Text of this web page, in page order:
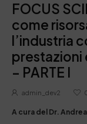
FOCUS
come
l’industria
prestazioni
– PARTE I
admin_dev2
A cura del Dr.